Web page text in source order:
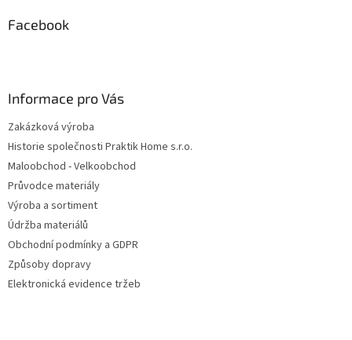
Facebook
Informace pro Vás
Zakázková výroba
Historie společnosti Praktik Home s.r.o.
Maloobchod - Velkoobchod
Průvodce materiály
Výroba a sortiment
Údržba materiálů
Obchodní podmínky a GDPR
Způsoby dopravy
Elektronická evidence tržeb